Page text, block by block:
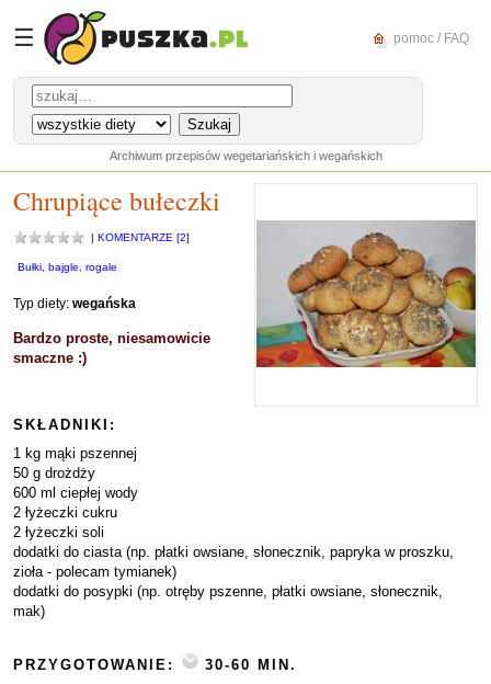
☰ pomoc / FAQ
Archiwum przepisów wegetariańskich i wegańskich
Chrupiące bułeczki
| KOMENTARZE [2]
Bułki, bajgle, rogale
Typ diety: wegańska
Bardzo proste, niesamowicie
smaczne :)
SKŁADNIKI:
1 kg mąki pszennej
50 g drożdży
600 ml ciepłej wody
2 łyżeczki cukru
2 łyżeczki soli
dodatki do ciasta (np. płatki owsiane, słonecznik, papryka w proszku,
zioła - polecam tymianek)
dodatki do posypki (np. otręby pszenne, płatki owsiane, słonecznik,
mak)
PRZYGOTOWANIE:
30-60 MIN.